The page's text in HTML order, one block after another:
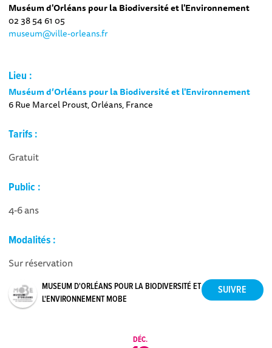
Muséum d'Orléans pour la Biodiversité et l'Environnement
02 38 54 61 05
museum@ville-orleans.fr
Lieu :
Muséum d’Orléans pour la Biodiversité et l'Environnement
6 Rue Marcel Proust, Orléans, France
Tarifs :
Gratuit
Public :
4-6 ans
Modalités :
Sur réservation
MUSEUM D'ORLÉANS POUR LA BIODIVERSITÉ ET
L'ENVIRONNEMENT MOBE
DÉC.